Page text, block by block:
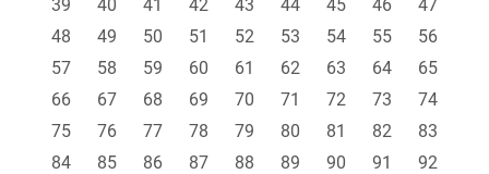
39
40 41 42 43 44 45 46
47
48
49 50 51 52 53 54 55
56
57
58 59 60 61 62 63 64
65
66
67 68 69 70 71 72 73
74
75
76 77 78 79 80 81 82
83
84
85 86 87 88 89 90 91
92